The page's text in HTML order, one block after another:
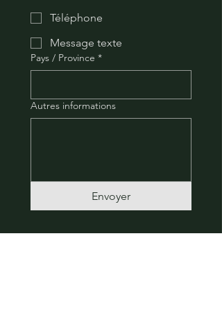
Téléphone
Message texte
Pays / Province *
Autres informations
Envoyer